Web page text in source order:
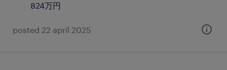
824万円
posted 22 april 2025